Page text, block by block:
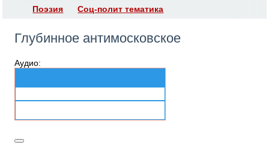
Поэзия Соц-полит тематика
Глубинное антимосковское
Аудио: